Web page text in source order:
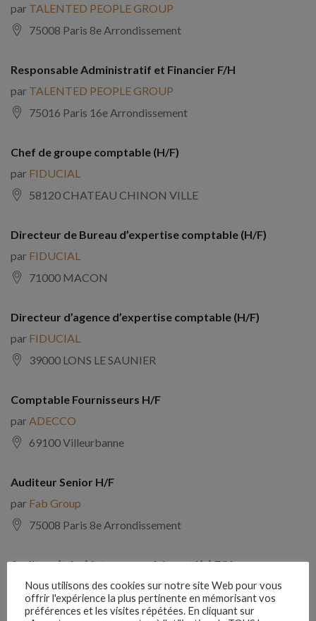
par TALENTED PEOPLE GROUP
75008 Paris 8e Arrondissement
Responsable Administratif et Financier F/H
par TALENTED PEOPLE GROUP
75016 Paris 16e Arrondissement
Chef de groupe comptable (H/F)
par FIDUCIAL
58120 CHATEAU CHINON VILLE
Directeur de Bureau d’expertise comptable (H/F)
par FIDUCIAL
71000 MACON
Directeur d’agence d’expertise comptable (H/F)
par FIDUCIAL
39000 LONS LE SAUNIER
Comptable Fournisseurs H/F
par ADECCO
69100 Villeurbanne
Auditeur Senior H/F
par Fab Group
75008 Paris 8e Arrondissement
Auditeur(trice) interne expérimenté(e) F/H
parComptabilite Emploi
39130 Châtillon
Nous utilisons des cookies sur notre site Web pour vous
offrir l'expérience la plus pertinente en mémorisant vos
préférences et les visites répétées. En cliquant sur